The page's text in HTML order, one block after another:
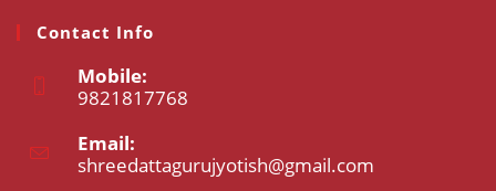
Contact Info
Mobile:
9821817768
in
your
Email:
shreedattagurujyotish@gmail.com